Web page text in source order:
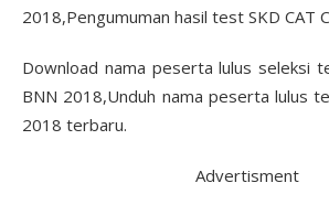
2018,Pengumuman hasil test SKD CAT
Download nama peserta lulus seleksi
BNN 2018,Unduh nama peserta lulus
2018 terbaru.
Advertisment